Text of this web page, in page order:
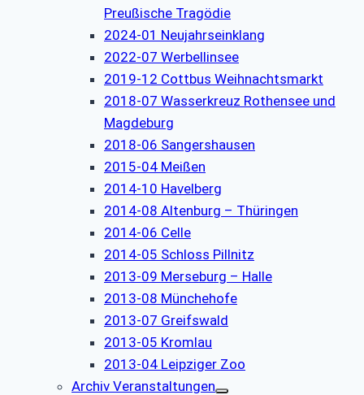
Preußische Tragödie
2024-01 Neujahrseinklang
2022-07 Werbellinsee
2019-12 Cottbus Weihnachtsmarkt
2018-07 Wasserkreuz Rothensee und
Magdeburg
2018-06 Sangershausen
2015-04 Meißen
2014-10 Havelberg
2014-08 Altenburg – Thüringen
2014-06 Celle
2014-05 Schloss Pillnitz
2013-09 Merseburg – Halle
2013-08 Münchehofe
2013-07 Greifswald
2013-05 Kromlau
2013-04 Leipziger Zoo
Archiv Veranstaltungen